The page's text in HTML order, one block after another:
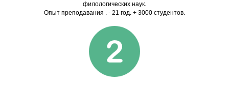
филологических наук.
Опыт преподавания . - 21 год. + 3000 студентов.